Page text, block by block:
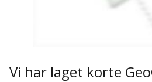
Vi har laget korte